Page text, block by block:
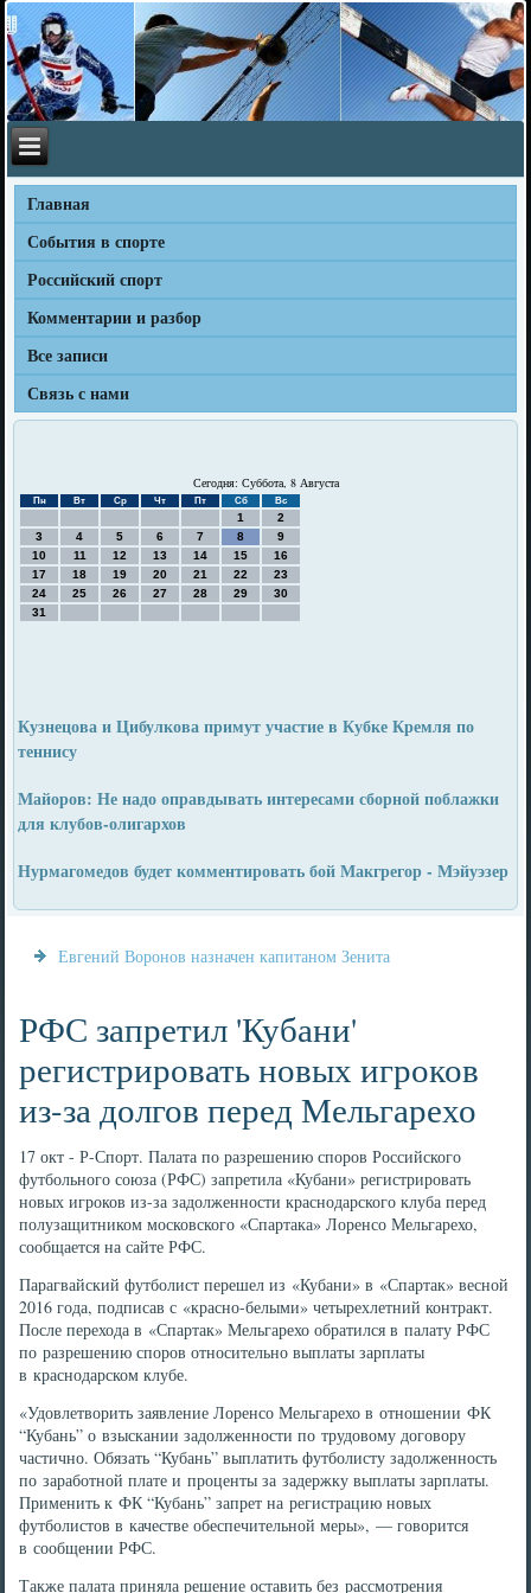
Главная
События в спорте
Российский спорт
Комментарии и разбор
Все записи
Связь с нами
Сегодня: Суббота, 8 Августа
Пн Вт Ср Чт Пт Сб Вс
1
2
3
4 5 6 7 8
9
10
11 12 13 14 15
16
17
18 19 20 21 22
23
24
25 26 27 28 29
30
31
Кузнецова и Цибулкова примут участие в Кубке Кремля по
теннису
Майоров: Не надо оправдывать интересами сборной поблажки
для клубов-олигархов
Нурмагомедов будет комментировать бой Макгрегор - Мэйуэзер
Евгений Воронов назначен капитаном Зенита
РФС запретил 'Кубани'
регистрировать новых игроков
из-за долгов перед Мельгарехо
17 окт - Р-Спорт. Палата по разрешению споров Российского
футбольного союза (РФС) запретила «Кубани» регистрировать
новых игроков из-за задолженности краснодарского клуба перед
полузащитником московского «Спартака» Лоренсо Мельгарехо,
сообщается на сайте РФС.
Парагвайский футболист перешел из «Кубани» в «Спартак» весной
2016 года, подписав с «красно-белыми» четырехлетний контракт.
После перехода в «Спартак» Мельгарехо обратился в палату РФС
по разрешению споров относительно выплаты зарплаты
в краснодарском клубе.
«Удовлетворить заявление Лоренсо Мельгарехо в отношении ФК
“Кубань” о взыскании задолженности по трудовому договору
частично. Обязать “Кубань” выплатить футболисту задолженность
по заработной плате и проценты за задержку выплаты зарплаты.
Применить к ФК “Кубань” запрет на регистрацию новых
футболистов в качестве обеспечительной меры», — говорится
в сообщении РФС.
Также палата приняла решение оставить без рассмотрения